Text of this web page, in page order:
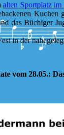
alten Sportplatz
Kuchen
das Büchiger
in der
vom 28.05.: